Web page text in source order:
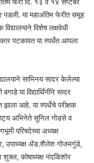
पडली. या महाअंतिम फेरीत समूह
विशेष लक्षवेधी
पटकावत या स्पर्धेत आपला
साभिनय सादर केलेल्या
या विद्यार्थिंनींने सादर
झाला आहे. या स्पर्धेचे परीक्षक
अभिनेते सुनिल गोडसे व
परिषदेच्या अध्यक्ष
उपाध्यक्ष ॲड.शैलेश गोजमगुंडे,
शुक्ल, कोषाध्यक्ष नंदकिशोर